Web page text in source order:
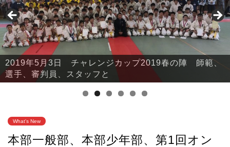
2019年5月3日 チャレンジカップ2019春の陣 本部・
鈴川
What's New
本部一般部、本部少年部、第1回オン